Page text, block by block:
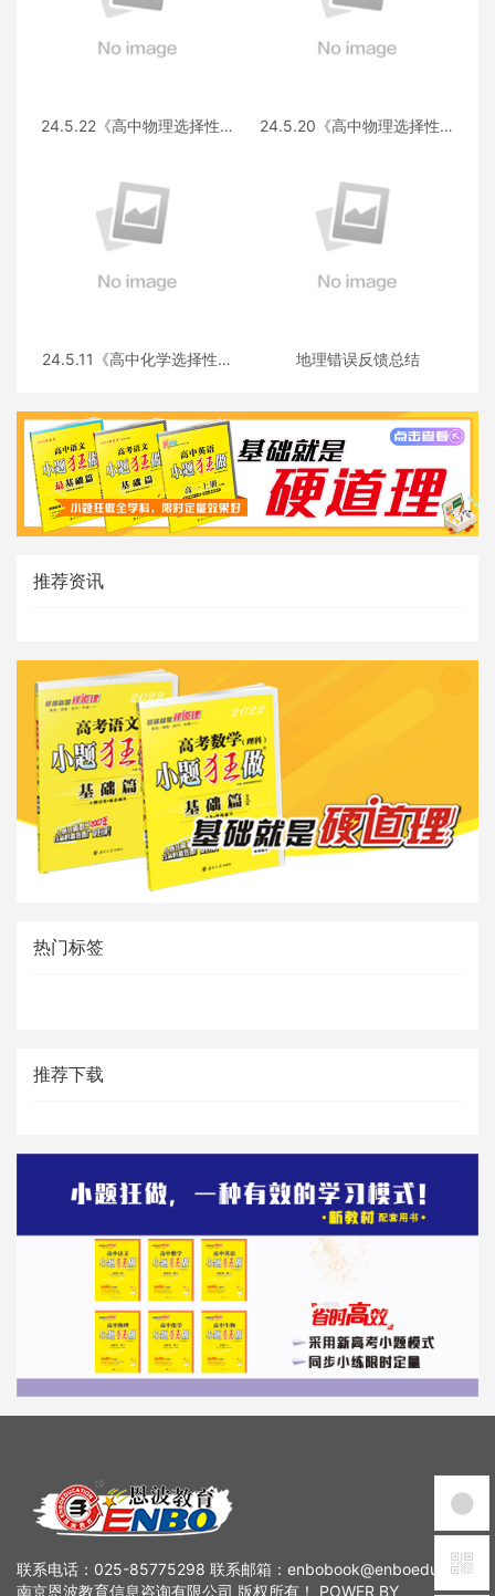
24.5.22《高中物理选择性必
24.5.20《高中物理选择性必
24.5.11《高中化学选择性必
地理错误反馈总结
推荐资讯
热门标签
推荐下载
联系电话：025-85775298 联系邮箱：enbobook@enboedu.com
南京恩波教育信息咨询有限公司 版权所有！ POWER BY